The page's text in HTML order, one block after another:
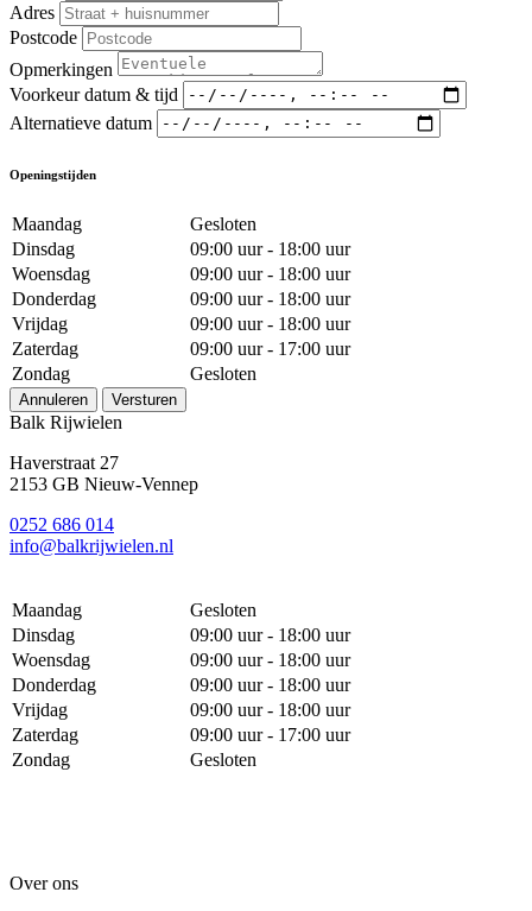
Adres
Postcode
Opmerkingen
Voorkeur datum & tijd
Alternatieve datum
Openingstijden
Maandag
Gesloten
Dinsdag
09:00 uur - 18:00 uur
Woensdag
09:00 uur - 18:00 uur
Donderdag
09:00 uur - 18:00 uur
Vrijdag
09:00 uur - 18:00 uur
Zaterdag
09:00 uur - 17:00 uur
Zondag
Gesloten
Annuleren Versturen
Balk Rijwielen
Haverstraat 27
2153 GB Nieuw-Vennep
0252 686 014
info@balkrijwielen.nl
Maandag
Gesloten
Dinsdag
09:00 uur - 18:00 uur
Woensdag
09:00 uur - 18:00 uur
Donderdag
09:00 uur - 18:00 uur
Vrijdag
09:00 uur - 18:00 uur
Zaterdag
09:00 uur - 17:00 uur
Zondag
Gesloten
Over ons